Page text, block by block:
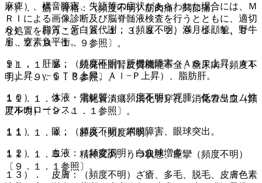
７）． 筋・骨格：（頻度不明）筋肉痛、関節痛。
８）． 脂質・蛋白質代謝：（頻度不明）満月様顔貌、野牛
肩、窒素負平衡。
９）． 肝臓：（頻度不明）肝機能障害（ＡＳＴ上昇、ＡＬ
Ｔ上昇、γ−ＧＴＰ上昇、Ａｌ−Ｐ上昇）、脂肪肝。
１０）． 体液・電解質：（頻度不明）浮腫、低カリウム性
アルカローシス。
１１）． 眼：（頻度不明）網膜障害、眼球突出。
１２）． 血液：（頻度不明）白血球増多。
１３）． 皮膚：（頻度不明）ざ瘡、多毛、脱毛、皮膚色素
麻痺）、構音障害、失語等の症状があらわれた場合には、Ｍ
ＲＩによる画像診断及び脳脊髄液検査を行うとともに、適切
な処置を行うこと〔８．１．３、８．２、９．１．１、９．
１．２、９．１．９参照〕。
１１．１．２． 続発性副腎皮質機能不全、糖尿病（頻度不
明）〔９．１．３参照〕。
１１．１．３． 消化管潰瘍、消化管穿孔、消化管出血（頻
度不明）〔９．１．１参照〕。
１１．１．４． 膵炎（頻度不明）。
１１．１．５． 精神変調、うつ状態、痙攣（頻度不明）
〔９．１．１参照〕。